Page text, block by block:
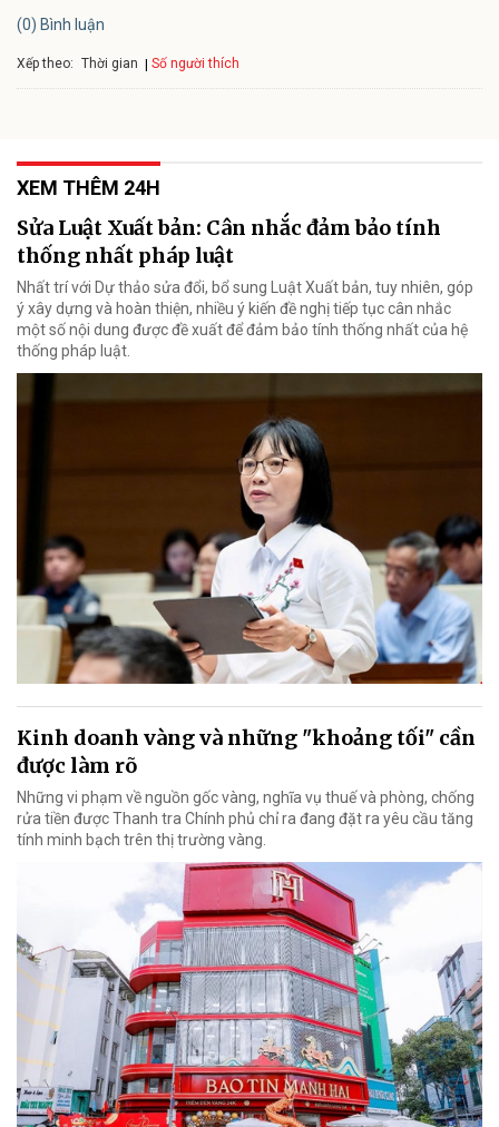
(0) Bình luận
Xếp theo: Thời gian Số người thích
XEM THÊM 24H
Sửa Luật Xuất bản: Cân nhắc đảm bảo tính
thống nhất pháp luật
Nhất trí với Dự thảo sửa đổi, bổ sung Luật Xuất bản, tuy nhiên, góp
ý xây dựng và hoàn thiện, nhiều ý kiến đề nghị tiếp tục cân nhắc
một số nội dung được đề xuất để đảm bảo tính thống nhất của hệ
thống pháp luật.
Kinh doanh vàng và những "khoảng tối" cần
được làm rõ
Những vi phạm về nguồn gốc vàng, nghĩa vụ thuế và phòng, chống
rửa tiền được Thanh tra Chính phủ chỉ ra đang đặt ra yêu cầu tăng
tính minh bạch trên thị trường vàng.